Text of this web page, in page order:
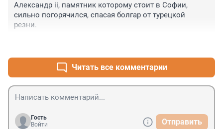
Александр ii, памятник которому стоит в Софии,
сильно погорячился, спасая болгар от турецкой
резни.
Читать все комментарии
Гость
Войти
Отправить